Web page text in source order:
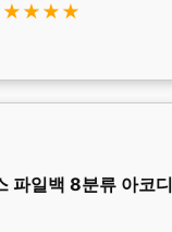
파일백 8분류 아코디